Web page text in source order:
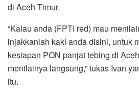
di Aceh Timur.
“Kalau anda (FPTI red) mau
injakkanlah kaki anda disini, untuk
kesiapan PON panjat tebing di
menilainya langsung,” tukas Ivan
itu.